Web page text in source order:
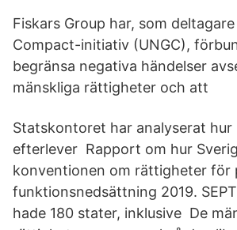
Fiskars Group har, som
Compact-initiativ (UNGC),
begränsa negativa händelser
mänskliga rättigheter och att
Statskontoret har analyserat hur
efterlever Rapport om hur
konventionen om rättigheter för
funktionsnedsättning 2019.
hade 180 stater, inklusive De